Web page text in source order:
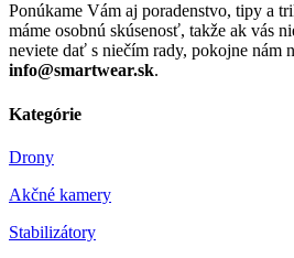
Ponúkame Vám aj poradenstvo, tipy a
máme osobnú skúsenosť, takže ak vás
neviete dať s niečím rady, pokojne nám
info@smartwear.sk.
Kategórie
Drony
Akčné kamery
Stabilizátory